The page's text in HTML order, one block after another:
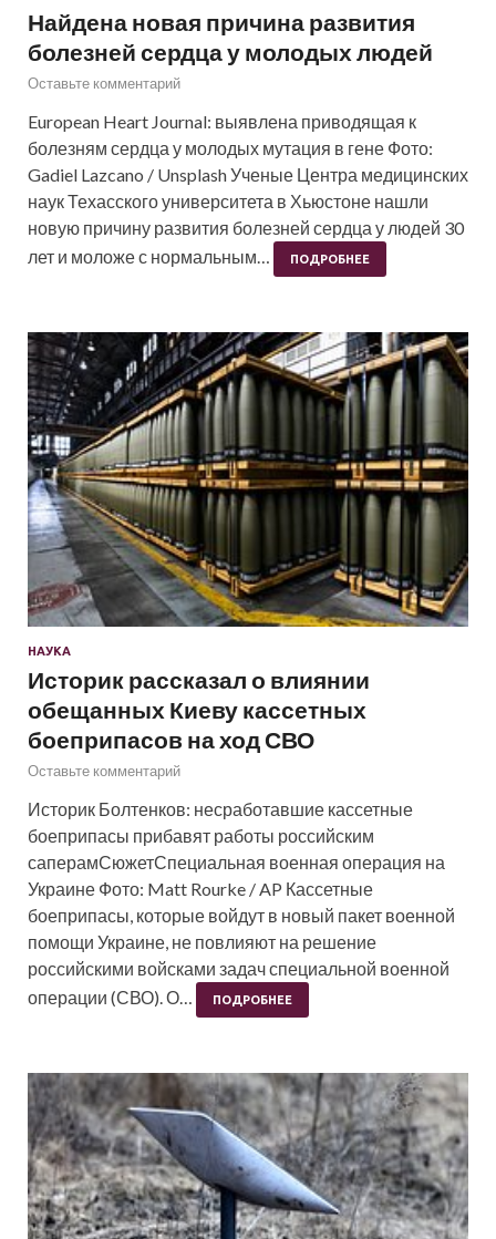
Найдена новая причина развития
болезней сердца у молодых людей
Оставьте комментарий
European Heart Journal: выявлена приводящая к
болезням сердца у молодых мутация в гене Фото:
Gadiel Lazcano / Unsplash Ученые Центра медицинских
наук Техасского университета в Хьюстоне нашли
новую причину развития болезней сердца у людей 30
лет и моложе с нормальным…
ПОДРОБНЕЕ
НАУКА
Историк рассказал о влиянии
обещанных Киеву кассетных
боеприпасов на ход СВО
Оставьте комментарий
Историк Болтенков: несработавшие кассетные
боеприпасы прибавят работы российским
саперамСюжетСпециальная военная операция на
Украине Фото: Matt Rourke / AP Кассетные
боеприпасы, которые войдут в новый пакет военной
помощи Украине, не повлияют на решение
российскими войсками задач специальной военной
операции (СВО). О…
ПОДРОБНЕЕ